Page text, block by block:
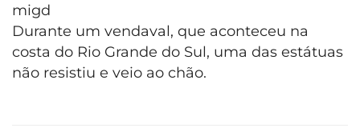
migd
Durante um vendaval, que aconteceu na
costa do Rio Grande do Sul, uma das estátuas
não resistiu e veio ao chão.